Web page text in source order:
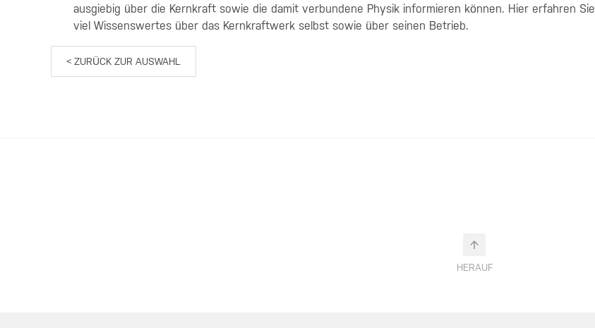
ausgiebig über die Kernkraft sowie die damit verbundene Physik informieren können. Hier erfahren Sie
viel Wissenswertes über das Kernkraftwerk selbst sowie über seinen Betrieb.
< ZURÜCK ZUR AUSWAHL
HERAUF